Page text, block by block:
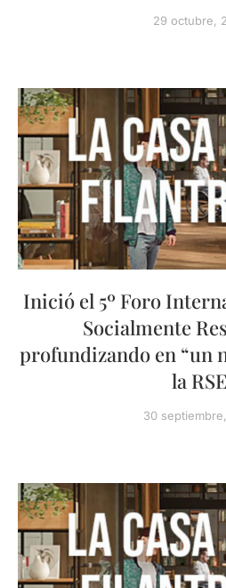
29 octubre,
Inició el 5º Foro
Socialmente
profundizando en “un
la RSE
30